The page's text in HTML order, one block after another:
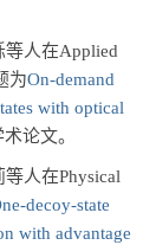
人在Applied
为On-demand
with optical
论文。
人在Physical
decoy-state
with advantage